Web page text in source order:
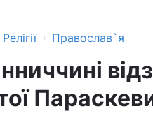
Релігії › Православ`я